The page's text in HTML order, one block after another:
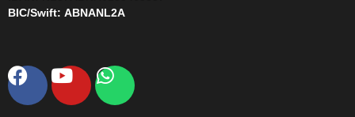
BIC/Swift: ABNANL2A
Facebook
YoutubeWhatsapp